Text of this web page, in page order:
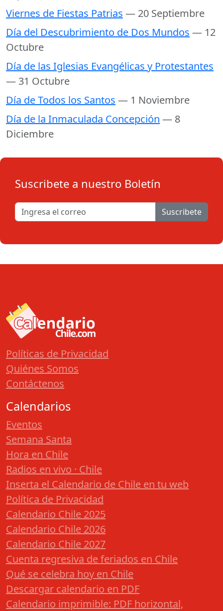
Viernes de Fiestas Patrias — 20 Septiembre
Día del Descubrimiento de Dos Mundos — 12
Octubre
Día de las Iglesias Evangélicas y Protestantes
— 31 Octubre
Día de Todos los Santos — 1 Noviembre
Día de la Inmaculada Concepción — 8
Diciembre
Suscribete a nuestro Boletín
Suscribete
Políticas de Privacidad
Quiénes Somos
Contáctenos
Calendarios
Eventos
Semana Santa
Hora en Chile
Radios en vivo · Chile
Inserta el Calendario de Chile en tu web
Política de Privacidad
Calendario Chile 2025
Calendario Chile 2026
Calendario Chile 2027
Cuenta regresiva de feriados en Chile
Qué se celebra hoy en Chile
Descargar calendario en PDF
Calendario imprimible: PDF horizontal,